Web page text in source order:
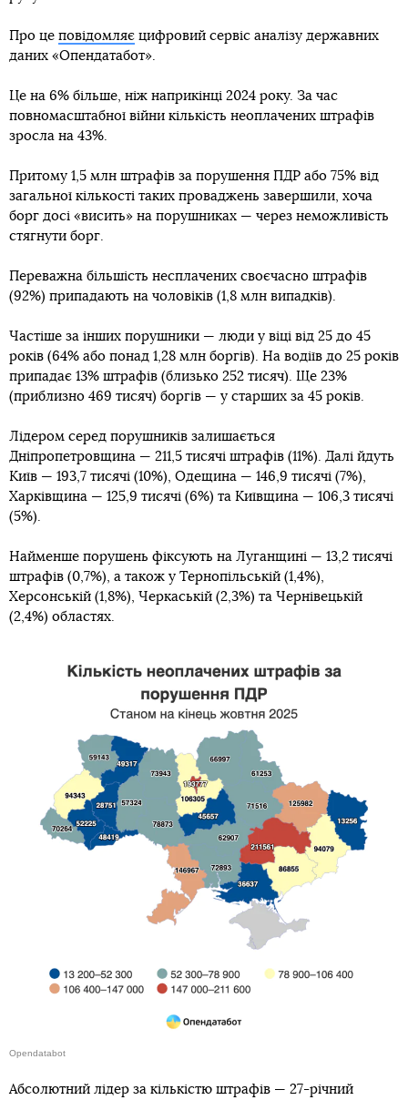
Про це повідомляє цифровий сервіс аналізу державних
даних «Опендатабот».
Це на 6% більше, ніж наприкінці 2024 року. За час
повномасштабної війни кількість неоплачених штрафів
зросла на 43%.
Притому 1,5 млн штрафів за порушення ПДР або 75% від
загальної кількості таких проваджень завершили, хоча
борг досі «висить» на порушниках — через неможливість
стягнути борг.
Переважна більшість несплачених своєчасно штрафів
(92%) припадають на чоловіків (1,8 млн випадків).
Частіше за інших порушники — люди у віці від 25 до 45
років (64% або понад 1,28 млн боргів). На водіїв до 25 років
припадає 13% штрафів (близько 252 тисяч). Ще 23%
(приблизно 469 тисяч) боргів — у старших за 45 років.
Лідером серед порушників залишається
Дніпропетровщина — 211,5 тисячі штрафів (11%). Далі йдуть
Київ — 193,7 тисячі (10%), Одещина — 146,9 тисячі (7%),
Харківщина — 125,9 тисячі (6%) та Київщина — 106,3 тисячі
(5%).
Найменше порушень фіксують на Луганщині — 13,2 тисячі
штрафів (0,7%), а також у Тернопільській (1,4%),
Херсонській (1,8%), Черкаській (2,3%) та Чернівецькій
(2,4%) областях.
Opendatabot
Абсолютний лідер за кількістю штрафів — 27-річний